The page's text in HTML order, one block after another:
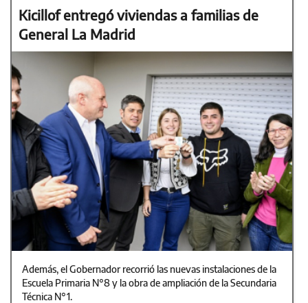
Kicillof entregó viviendas a familias de
General La Madrid
Además, el Gobernador recorrió las nuevas instalaciones de la
Escuela Primaria N°8 y la obra de ampliación de la Secundaria
Técnica N°1.